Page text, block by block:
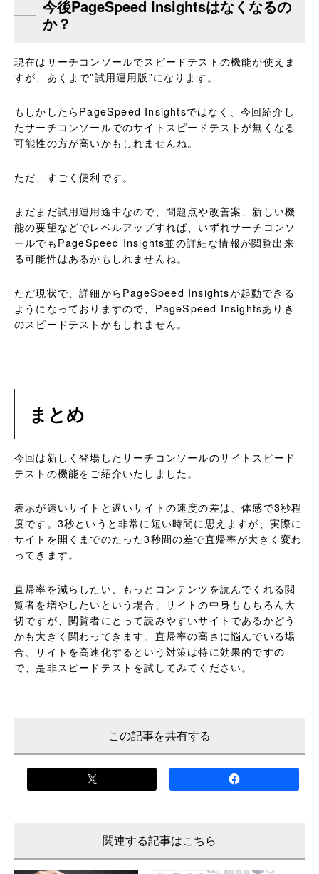
今後PageSpeed Insightsはなくなるの
か？
現在はサーチコンソールでスピードテストの機能が使えま
すが、あくまで”試用運用版”になります。
もしかしたらPageSpeed Insightsではなく、今回紹介し
たサーチコンソールでのサイトスピードテストが無くなる
可能性の方が高いかもしれませんね。
ただ、すごく便利です。
まだまだ試用運用途中なので、問題点や改善案、新しい機
能の要望などでレベルアップすれば、いずれサーチコンソ
ールでもPageSpeed Insights並の詳細な情報が閲覧出来
る可能性はあるかもしれませんね。
ただ現状で、詳細からPageSpeed Insightsが起動できる
ようになっておりますので、PageSpeed Insightsありき
のスピードテストかもしれません。
まとめ
今回は新しく登場したサーチコンソールのサイトスピード
テストの機能をご紹介いたしました。
表示が速いサイトと遅いサイトの速度の差は、体感で3秒程
度です。3秒というと非常に短い時間に思えますが、実際に
サイトを開くまでのたった3秒間の差で直帰率が大きく変わ
ってきます。
直帰率を減らしたい、もっとコンテンツを読んでくれる閲
覧者を増やしたいという場合、サイトの中身ももちろん大
切ですが、閲覧者にとって読みやすいサイトであるかどう
かも大きく関わってきます。直帰率の高さに悩んでいる場
合、サイトを高速化するという対策は特に効果的ですの
で、是非スピードテストを試してみてください。
この記事を共有する